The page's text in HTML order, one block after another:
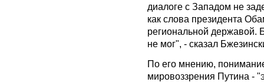
диалоге с Западом не
как слова президента
региональной державой.
не мог", - сказал
По его мнению,
мировоззрения Путина -